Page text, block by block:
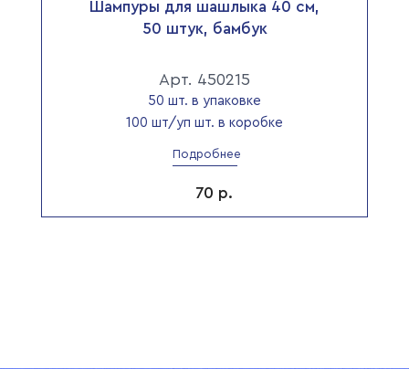
Шампуры для шашлыка 40 см,
50 штук, бамбук
Арт. 450215
50 шт. в упаковке
100 шт/уп шт. в коробке
Подробнее
70 р.